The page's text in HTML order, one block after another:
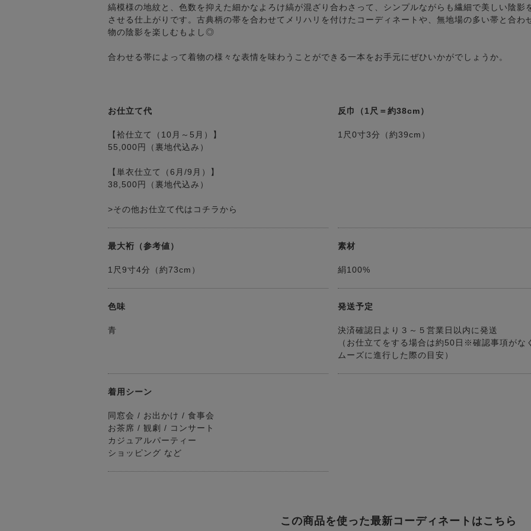
縞模様の地紋と、色数を抑えた細かなよろけ縞が混ざり合わさって、シンプルながらも繊細で美しい陰影
させる仕上がりです。古典柄の帯を合わせてメリハリを付けたコーディネートや、無地場の多い帯と合わ
物の陰影を楽しむもよし◎
合わせる帯によって着物の様々な表情を味わうことができる一本をお手元にぜひいかがでしょうか。
お仕立て代
【袷仕立て（10月～5月）】
55,000円（裏地代込み）
【単衣仕立て（6月/9月）】
38,500円（裏地代込み）
>その他お仕立て代はコチラから
反巾（1尺＝約38cm）
1尺0寸3分（約39cm）
最大裄（参考値）
1尺9寸4分（約73cm）
素材
絹100%
色味
青
発送予定
決済確認日より３～５営業日以内に発送
（お仕立てをする場合は約50日※確認事項がな
ムーズに進行した際の目安）
着用シーン
同窓会 / お出かけ / 食事会
お茶席 / 観劇 / コンサート
カジュアルパーティー
ショッピング など
この商品を使った最新コーディネートはこちら